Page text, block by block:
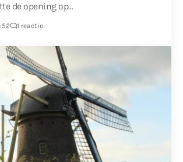
de opening op…
1 reactie